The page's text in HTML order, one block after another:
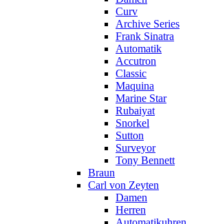
Curv
Archive Series
Frank Sinatra
Automatik
Accutron
Classic
Maquina
Marine Star
Rubaiyat
Snorkel
Sutton
Surveyor
Tony Bennett
Braun
Carl von Zeyten
Damen
Herren